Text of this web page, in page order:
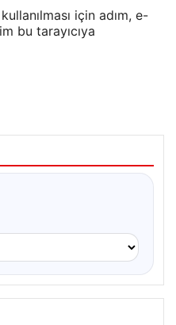
için adım, e-
bu tarayıcıya